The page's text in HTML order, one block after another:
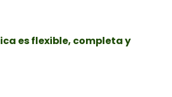
es flexible, completa y